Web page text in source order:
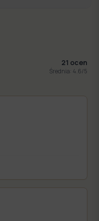
21 ocen
Średnia: 4.6/5